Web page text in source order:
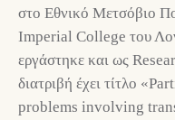
στο Εθνικό Μετσόβιο
Imperial College του
εργάστηκε και ως
διατριβή έχει τίτλο
problems involving